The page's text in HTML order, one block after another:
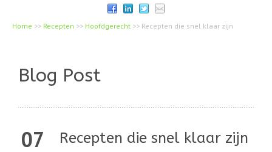
Home >> Recepten >> Hoofdgerecht >> Recepten die snel klaar zijn
Blog Post
07 Recepten die snel klaar zijn